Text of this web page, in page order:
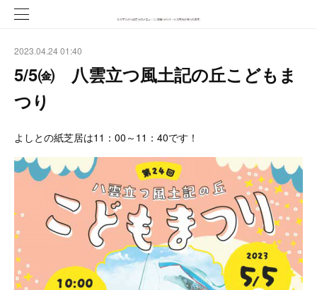
2023.04.24 01:40
5/5㈮ 八雲立つ風土記の丘こどもま
つり
よしとの紙芝居は11：00～11：40です！